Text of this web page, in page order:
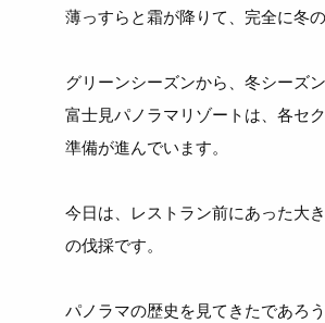
薄っすらと霜が降りて、完全に冬の
グリーンシーズンから、冬シーズ
富士見パノラマリゾートは、各セ
準備が進んでいます。
今日は、レストラン前にあった大
の伐採です。
パノラマの歴史を見てきたであろ